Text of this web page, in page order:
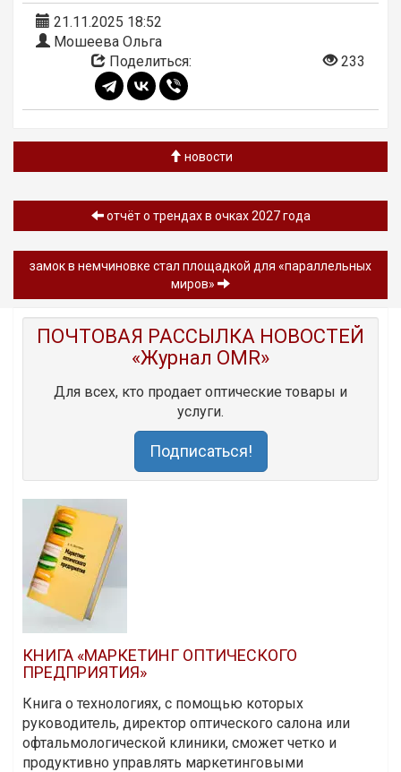
21.11.2025 18:52
Мошеева Ольга
Поделиться:
233
новости
отчёт о трендах в очках 2027 года
замок в немчиновке стал площадкой для «параллельных
миров»
ПОЧТОВАЯ РАССЫЛКА НОВОСТЕЙ
«Журнал OMR»
Для всех, кто продает оптические товары и
услуги.
Подписаться!
КНИГА «МАРКЕТИНГ ОПТИЧЕСКОГО
ПРЕДПРИЯТИЯ»
Книга о технологиях, с помощью которых
руководитель, директор оптического салона или
офтальмологической клиники, сможет четко и
продуктивно управлять маркетинговыми